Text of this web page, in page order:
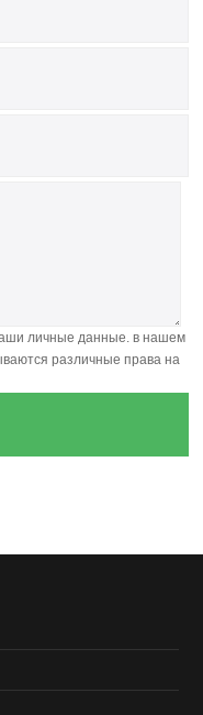
личные данные. в нашем
различные права на